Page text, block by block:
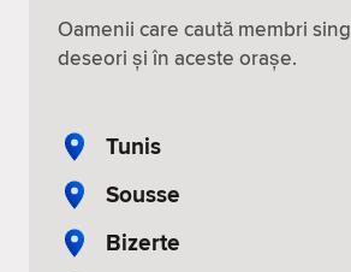
Oamenii care caută membri
deseori și în aceste orașe.
Tunis
Sousse
Bizerte